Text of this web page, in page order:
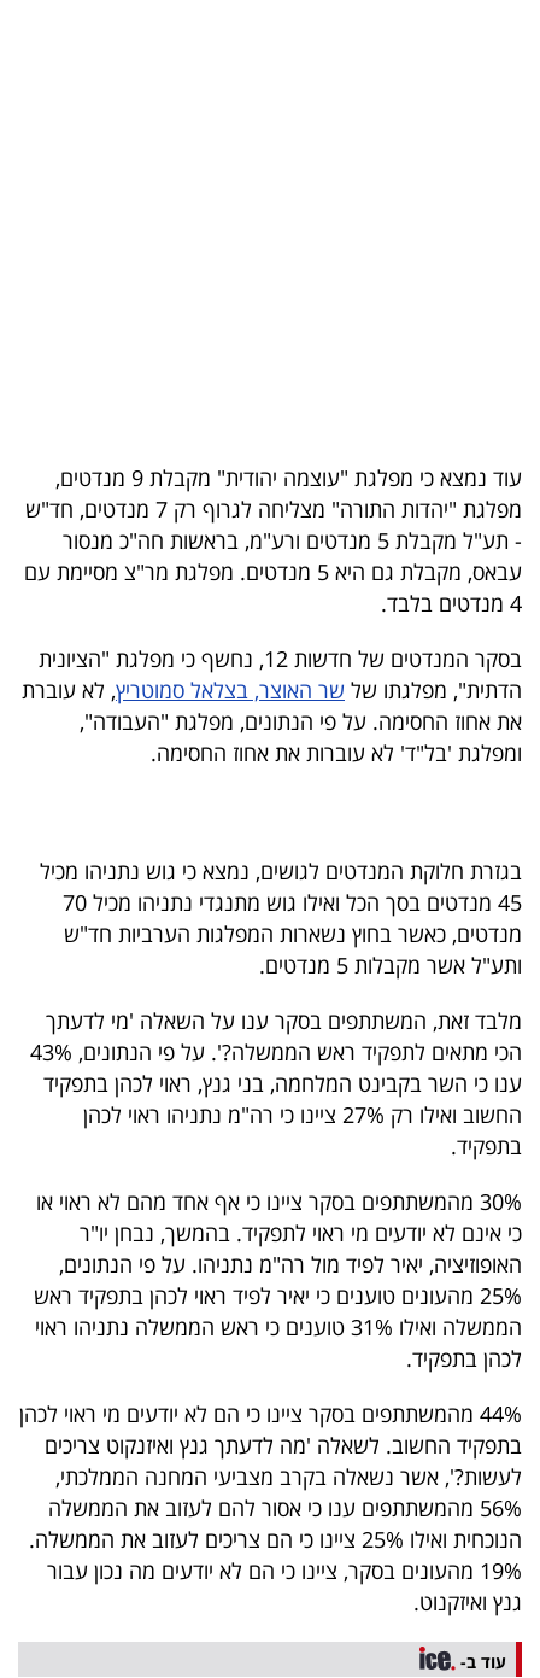
פודקאסט
40
UNDER
40
שיתופי
פעולה
דרושים
ניוזלטרים
מייל
אדום
פרסמו
באייס
עקבו
אחרינו:
עוד נמצא כי מפלגת "עוצמה יהודית" מקבלת 9 מנדטים,
מפלגת "יהדות התורה" מצליחה לגרוף רק 7 מנדטים, חד"ש
- תע"ל מקבלת 5 מנדטים ורע"מ, בראשות חה"כ מנסור
עבאס, מקבלת גם היא 5 מנדטים. מפלגת מר"צ מסיימת עם
4 מנדטים בלבד.
בסקר המנדטים של חדשות 12, נחשף כי מפלגת "הציונית
הדתית", מפלגתו של שר האוצר, בצלאל סמוטריץ, לא עוברת
את אחוז החסימה. על פי הנתונים, מפלגת "העבודה",
ומפלגת 'בל"ד' לא עוברות את אחוז החסימה.
בגזרת חלוקת המנדטים לגושים, נמצא כי גוש נתניהו מכיל
45 מנדטים בסך הכל ואילו גוש מתנגדי נתניהו מכיל 70
מנדטים, כאשר בחוץ נשארות המפלגות הערביות חד"ש
ותע"ל אשר מקבלות 5 מנדטים.
מלבד זאת, המשתתפים בסקר ענו על השאלה 'מי לדעתך
הכי מתאים לתפקיד ראש הממשלה?'. על פי הנתונים, 43%
ענו כי השר בקבינט המלחמה, בני גנץ, ראוי לכהן בתפקיד
החשוב ואילו רק 27% ציינו כי רה"מ נתניהו ראוי לכהן
בתפקיד.
30% מהמשתתפים בסקר ציינו כי אף אחד מהם לא ראוי או
כי אינם לא יודעים מי ראוי לתפקיד. בהמשך, נבחן יו"ר
האופוזיציה, יאיר לפיד מול רה"מ נתניהו. על פי הנתונים,
25% מהעונים טוענים כי יאיר לפיד ראוי לכהן בתפקיד ראש
הממשלה ואילו 31% טוענים כי ראש הממשלה נתניהו ראוי
לכהן בתפקיד.
44% מהמשתתפים בסקר ציינו כי הם לא יודעים מי ראוי לכהן
בתפקיד החשוב. לשאלה 'מה לדעתך גנץ ואיזנקוט צריכים
לעשות?', אשר נשאלה בקרב מצביעי המחנה הממלכתי,
56% מהמשתתפים ענו כי אסור להם לעזוב את הממשלה
הנוכחית ואילו 25% ציינו כי הם צריכים לעזוב את הממשלה.
19% מהעונים בסקר, ציינו כי הם לא יודעים מה נכון עבור
גנץ ואיזקנוט.
עוד ב-